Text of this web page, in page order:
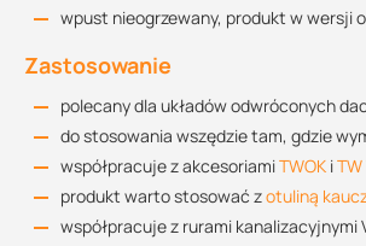
wpust nieogrzewany, produkt w wersji
Zastosowanie
polecany dla układów odwróconych
do stosowania wszędzie tam, gdzie
współpracuje z akcesoriamiTWOK iTW
produkt warto stosować zotuliną
współpracuje z rurami kanalizacyjnymi
Przepustowość
DN 50
5,2 l/s
4,5 l/s
DN 90
6,5 l/s
Rysunek techniczny TWJ 50
54.25 KB
Rysunek techniczny TWJ 75
55.35 KB